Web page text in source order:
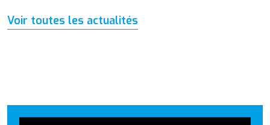
Voir toutes les actualités